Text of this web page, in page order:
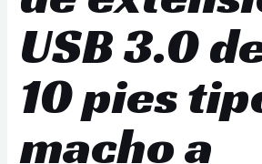
USB 3.0
10 pies
macho a